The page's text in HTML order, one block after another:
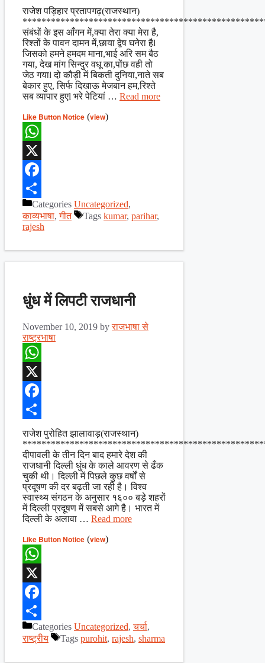
Share
राजेश पड़िहार प्रतापगढ़(राजस्थान)
संबंधों के इस आँगन में,क्या तेरा क्या मेरा है,
रिश्तों के पावन दामन में,छाया द्वेष घनेरा हैl
जिसको हमने हमदम माना,भाई अरि सम बैठ
गया, देख मांग सिन्दुर वधू का,पोंछ वही तो
जेठ गयाl दो कौड़ी में बिकती दुनिया,नाते सब
बेकार हुए, सिर्फ दिखाऊ मेजबान हम,रिश्ते
सब व्यापार हुएl भरे पेटियां … Read more
Like Button Notice (view)
WhatsApp
X
Facebook
ShareCategories Uncategorized,
काव्यभाषा,गीत Tags kumar, parihar,
rajesh
धुंध में लिपटी राजधानी
November 10, 2019 byराजभाषा से
राष्ट्रभाषा
WhatsApp
X
Facebook
Share
राजेश पुरोहित झालावाड़(राजस्थान)
दीपावली के तीन दिन बाद हमारे देश की
राजधानी दिल्ली धुंध के काले आवरण से ढँक
चुकी थी। दिल्ली में पिछले कुछ वर्षों से
प्रदूषण की दर बढ़ती जा रही है। विश्व
स्वास्थ्य संगठन के अनुसार १६०० बड़े शहरों
में दिल्ली प्रदूषण में सबसे आगे है। भारत में
दिल्ली के अलावा … Read more
Like Button Notice (view)
WhatsApp
X
Facebook
ShareCategories Uncategorized,चर्चा,
राष्ट्रीय
Tags purohit, rajesh, sharma